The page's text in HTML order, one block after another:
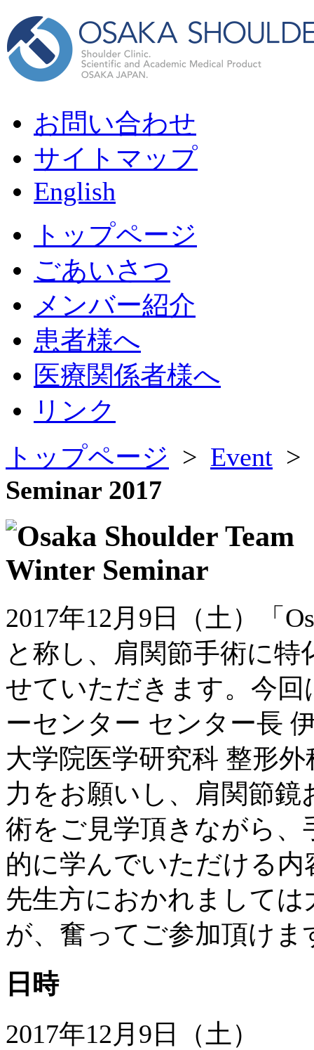
お問い合わせ
サイトマップ
English
トップページ
ごあいさつ
メンバー紹介
患者様へ
医療関係者様へ
リンク
トップページ > Event >
Seminar 2017
2017年12月9日（土）「
と称し、肩関節手術に
せていただきます。今
ーセンター センター長
大学院医学研究科 整形
力をお願いし、肩関節
術をご見学頂きながら
的に学んでいただける
先生方におかれまして
が、奮ってご参加頂け
日時
2017年12月9日（土）